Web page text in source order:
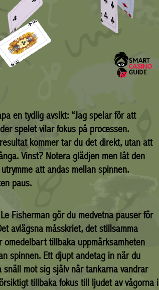
en tydlig avsikt: “Jag spelar för att
spelet vilar fokus på processen.
kommer tar du det direkt, utan att
Vinst? Notera glädjen men låt den
att andas mellan spinnen.
paus.
Fisherman gör du medvetna pauser för
avlägsna måsskriet, det stillsamma
omedelbart tillbaka uppmärksamheten
spinnen. Ett djupt andetag in när du
mot sig själv när tankarna vandrar
tillbaka fokus till ljudet av vågorna i